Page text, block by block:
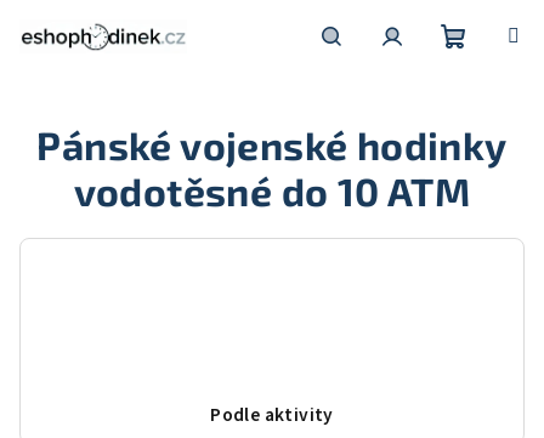
košík
Pánské vojenské hodinky
vodotěsné do 10 ATM
Podle aktivity